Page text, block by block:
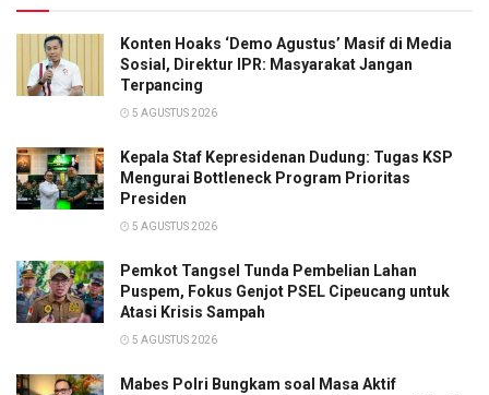
Konten Hoaks ‘Demo Agustus’ Masif di Media
Sosial, Direktur IPR: Masyarakat Jangan
Terpancing
5 AGUSTUS 2026
Kepala Staf Kepresidenan Dudung: Tugas KSP
Mengurai Bottleneck Program Prioritas
Presiden
5 AGUSTUS 2026
Pemkot Tangsel Tunda Pembelian Lahan
Puspem, Fokus Genjot PSEL Cipeucang untuk
Atasi Krisis Sampah
5 AGUSTUS 2026
Mabes Polri Bungkam soal Masa Aktif